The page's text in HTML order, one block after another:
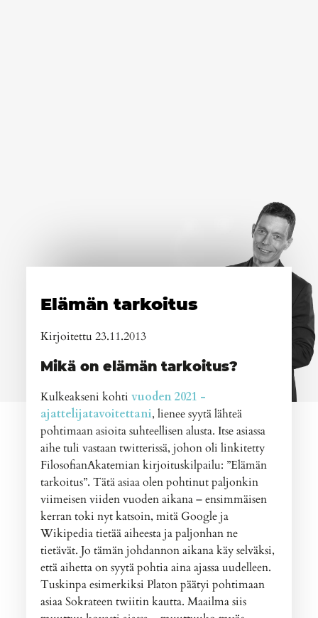
Elämän tarkoitus
Kirjoitettu 23.11.2013
Mikä on elämän tarkoitus?
Kulkeakseni kohtivuoden 2021 -
ajattelijatavoitettani, lienee syytä lähteä
pohtimaan asioita suhteellisen alusta. Itse asiassa
aihe tuli vastaan twitterissä, johon oli linkitetty
FilosofianAkatemian kirjoituskilpailu: ”Elämän
tarkoitus”. Tätä asiaa olen pohtinut paljonkin
viimeisen viiden vuoden aikana – ensimmäisen
kerran toki nyt katsoin, mitä Google ja
Wikipedia tietää aiheesta ja paljonhan ne
tietävät. Jo tämän johdannon aikana käy selväksi,
että aihetta on syytä pohtia aina ajassa uudelleen.
Tuskinpa esimerkiksi Platon päätyi pohtimaan
asiaa Sokrateen twiitin kautta. Maailma siis